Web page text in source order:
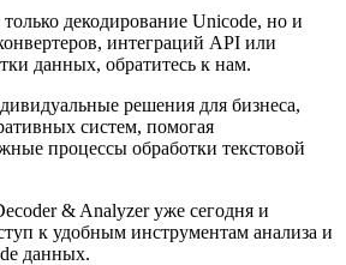
декодирование Unicode, но и
интеграций API или
данных, обратитесь к нам.
решения для бизнеса,
систем, помогая
процессы обработки текстовой
& Analyzer уже сегодня и
к удобным инструментам анализа и
данных.